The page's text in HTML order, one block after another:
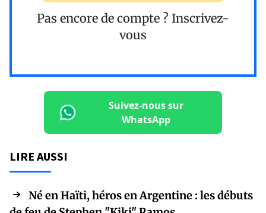
Pas encore de compte ? Inscrivez-
vous
Suivez-nous sur
WhatsApp
LIRE AUSSI
Né en Haïti, héros en Argentine : les débuts